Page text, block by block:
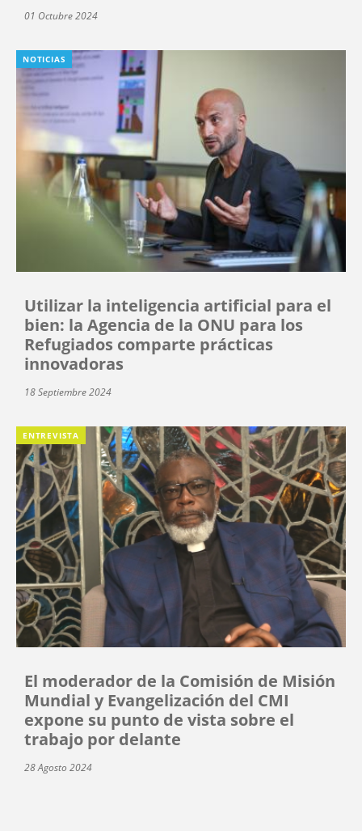
01 Octubre 2024
NOTICIAS
Utilizar la inteligencia artificial para el
bien: la Agencia de la ONU para los
Refugiados comparte prácticas
innovadoras
18 Septiembre 2024
ENTREVISTA
El moderador de la Comisión de Misión
Mundial y Evangelización del CMI
expone su punto de vista sobre el
trabajo por delante
28 Agosto 2024